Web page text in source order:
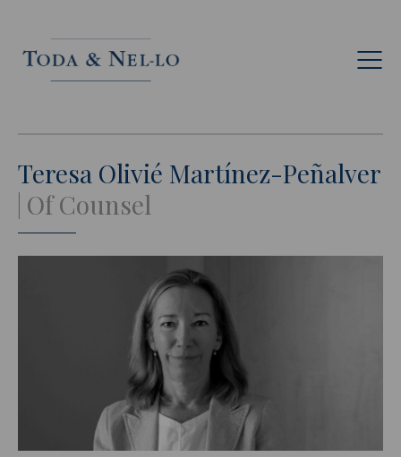
Fr
Teresa Olivié Martínez-Peñalver
Of Counsel